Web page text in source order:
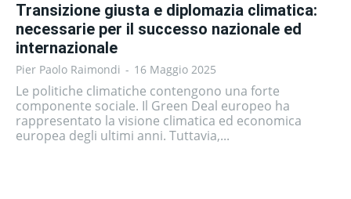
Transizione giusta e diplomazia climatica:
necessarie per il successo nazionale ed
internazionale
Pier Paolo Raimondi - 16 Maggio 2025
Le politiche climatiche contengono una forte
componente sociale. Il Green Deal europeo ha
rappresentato la visione climatica ed economica
europea degli ultimi anni. Tuttavia,...